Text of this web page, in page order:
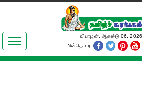
இலக்கியங்கள்
தமிழ் உலகம்
வியாழன், ஆகஸ்டு 06, 2026
பின்தொடர